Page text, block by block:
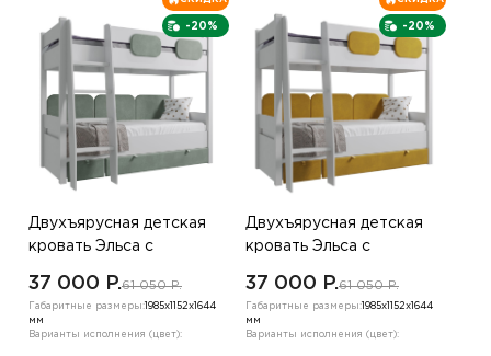
-20%
Двухъярусная детская
кровать Эльса с
37 000 P.61 050 P.
Габаритные размеры: 1985х1152х1644
мм
Варианты исполнения (цвет):
-20%
Двухъярусная детская
кровать Эльса с
37 000 P.61 050 P.
Габаритные размеры: 1985х1152х1644
мм
Варианты исполнения (цвет):